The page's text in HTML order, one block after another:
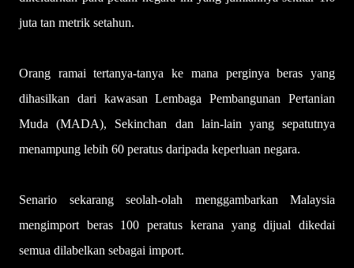
juta tan metrik setahun.
Orang ramai tertanya-tanya ke mana perginya beras yang
dihasilkan dari kawasan Lembaga Pembangunan Pertanian
Muda (MADA), Sekinchan dan lain-lain yang sepatutnya
menampung lebih 60 peratus daripada keperluan negara.
Senario sekarang seolah-olah menggambarkan Malaysia
mengimport beras 100 peratus kerana yang dijual dikedai
semua dilabelkan sebagai import.